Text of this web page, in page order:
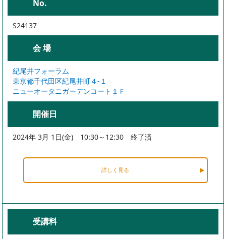
No.
S24137
会 場
紀尾井フォーラム
東京都千代田区紀尾井町４-１
ニューオータニガーデンコート１Ｆ
開催日
2024年 3月 1日(金) 10:30～12:30 終了済
詳しく見る
受講料